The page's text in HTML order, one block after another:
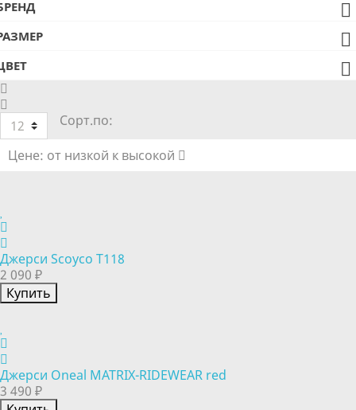



12
Сорт.по:
Цене: от низкой к высокой
Джерси Scoyco T118
2 090 ₽
Купить
Джерси Oneal MATRIX-RIDEWEAR red
3 490 ₽